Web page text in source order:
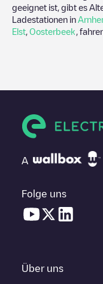
geeignet ist, gibt es
Ladestationen in
Elst Oosterbeek ,
A
Folge uns
Über uns